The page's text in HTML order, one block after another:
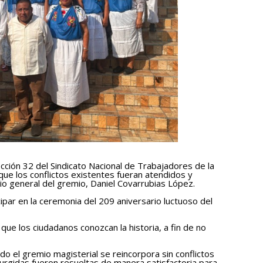
32 del Sindicato Nacional de Trabajadores de la
los conflictos existentes fueran atendidos y
del gremio, Daniel Covarrubias López.
en la ceremonia del 209 aniversario luctuoso del
los ciudadanos conozcan la historia, a fin de no
el gremio magisterial se reincorpora sin conflictos